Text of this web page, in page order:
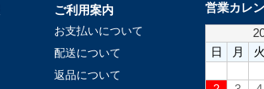
ご利用案内
お支払いについて
配送について
返品について
営業カレ